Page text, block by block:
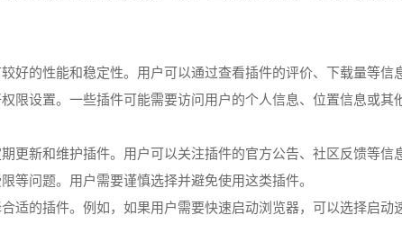
好的性能和稳定性。用户可以通过查看插件的评价、下载量等信
限设置。一些插件可能需要访问用户的个人信息、位置信息或
新和维护插件。用户可以关注插件的官方公告、社区反馈等信
等问题。用户需要谨慎选择并避免使用这类插件。
适的插件。例如，如果用户需要快速启动浏览器，可以选择启动